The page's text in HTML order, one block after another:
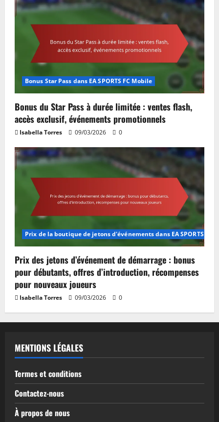
Bonus Star Pass dans EA SPORTS FC Mobile
Bonus du Star Pass à durée limitée : ventes flash,
accès exclusif, événements promotionnels
Isabella Torres 09/03/2026 0
Prix de la boutique de jetons d'événements dans EA SPORTS FC
Prix des jetons d’événement de démarrage : bonus
pour débutants, offres d’introduction, récompenses
pour nouveaux joueurs
Isabella Torres 09/03/2026 0
MENTIONS LÉGALES
Termes et conditions
Contactez-nous
À propos de nous